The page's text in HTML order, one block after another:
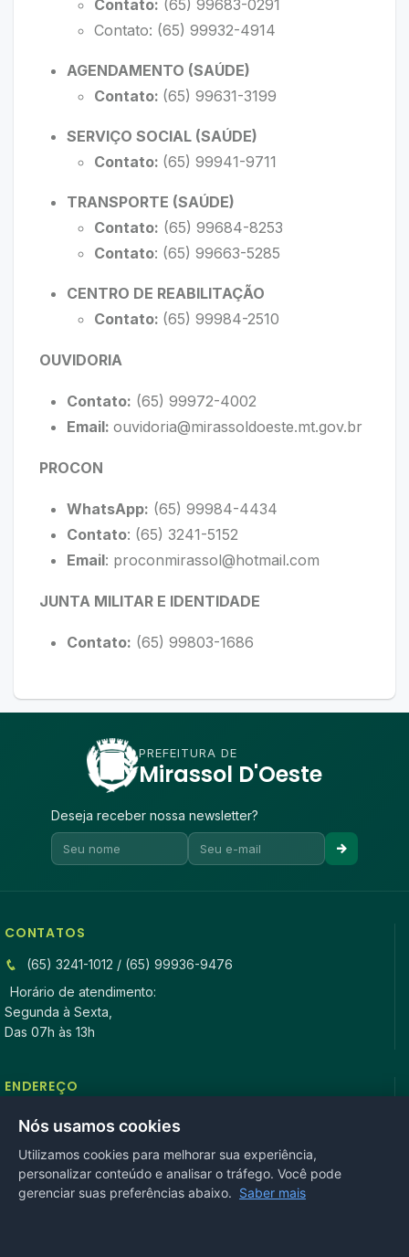
Contato: (65) 99683-0291
Contato: (65) 99932-4914
AGENDAMENTO (SAÚDE)
Contato: (65) 99631-3199
SERVIÇO SOCIAL (SAÚDE)
Contato: (65) 99941-9711
TRANSPORTE (SAÚDE)
Contato: (65) 99684-8253
Contato: (65) 99663-5285
CENTRO DE REABILITAÇÃO
Contato: (65) 99984-2510
OUVIDORIA
Contato: (65) 99972-4002
Email: ouvidoria@mirassoldoeste.mt.gov.br
PROCON
WhatsApp: (65) 99984-4434
Contato: (65) 3241-5152
Email: proconmirassol@hotmail.com
JUNTA MILITAR E IDENTIDADE
Contato: (65) 99803-1686
PREFEITURA DE
Mirassol D'Oeste
Deseja receber nossa newsletter?
CONTATOS
(65) 3241-1012 / (65) 99936-9476
Horário de atendimento:
Segunda à Sexta,
Das 07h às 13h
ENDEREÇO
Rua Antonio Tavares, n° 3310, Centro CEP: 78.280-000 -
Mirassol D’Oeste, MT
REDES SOCIAIS
Nós usamos cookies
Utilizamos cookies para melhorar sua experiência,
personalizar conteúdo e analisar o tráfego. Você pode
gerenciar suas preferências abaixo. Saber mais